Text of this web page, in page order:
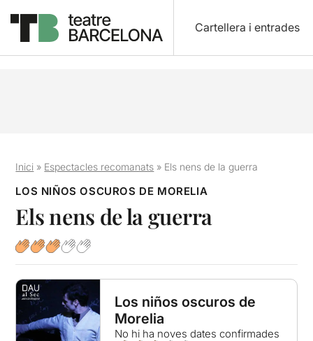
Cartellera i entrades
Inici » Espectacles recomanats » Els nens de la guerra
LOS NIÑOS OSCUROS DE MORELIA
Els nens de la guerra
Los niños oscuros de
Morelia
No hi ha noves dates confirmades